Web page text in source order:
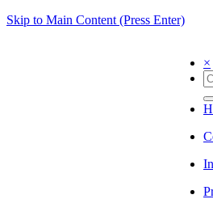
Skip to Main Content (Press Enter)
×